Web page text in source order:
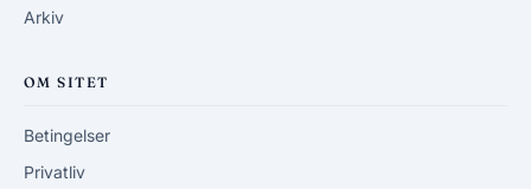
Arkiv
OM SITET
Betingelser
Privatliv